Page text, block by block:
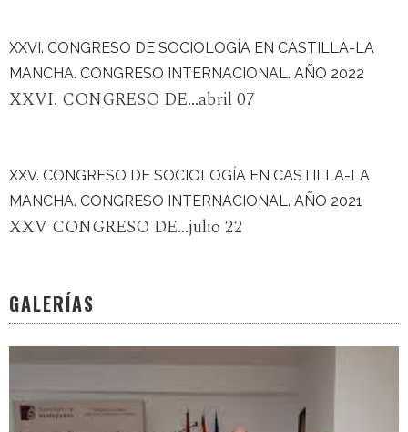
XXVI. CONGRESO DE SOCIOLOGÍA EN CASTILLA-LA
MANCHA. CONGRESO INTERNACIONAL. AÑO 2022
XXVI. CONGRESO DE...abril 07
XXV. CONGRESO DE SOCIOLOGÍA EN CASTILLA-LA
MANCHA. CONGRESO INTERNACIONAL. AÑO 2021
XXV CONGRESO DE...julio 22
GALERÍAS